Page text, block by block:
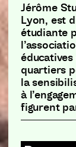
Jérôme
Lyon, est
étudiante
quartiers
la
à
figurent